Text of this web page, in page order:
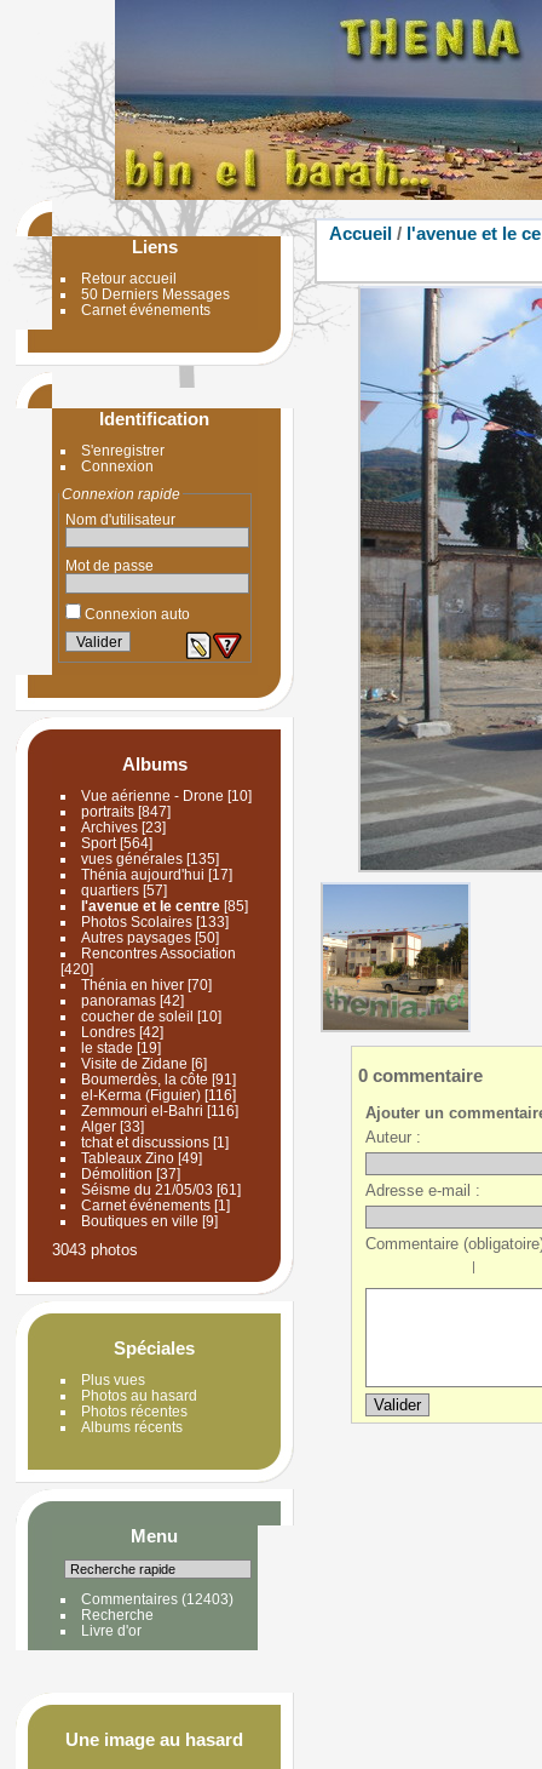
Liens
Retour accueil
50 Derniers Messages
Carnet événements
Identification
S'enregistrer
Connexion
Connexion rapide
Nom d'utilisateur
Mot de passe
Connexion auto
Albums
Vue aérienne - Drone [10]
portraits[847]
Archives [23]
Sport[564]
vues générales[135]
Thénia aujourd'hui [17]
quartiers[57]
l'avenue et le centre[85]
Photos Scolaires[133]
Autres paysages[50]
Rencontres Association
[420]
Thénia en hiver[70]
panoramas[42]
coucher de soleil [10]
Londres[42]
le stade [19]
Visite de Zidane [6]
Boumerdès, la côte [91]
el-Kerma (Figuier)[116]
Zemmouri el-Bahri [116]
Alger[33]
tchat et discussions[1]
Tableaux Zino[49]
Démolition [37]
Séisme du 21/05/03 [61]
Carnet événements[1]
Boutiques en ville [9]
3043 photos
Spéciales
Plus vues
Photos au hasard
Photos récentes
Albums récents
Menu
Commentaires(12403)
Recherche
Livre d'or
Une image au hasard
Accueil / l'avenue et le
0 commentaire
Ajouter un
Auteur :
Adresse e-mail :
Commentaire
|